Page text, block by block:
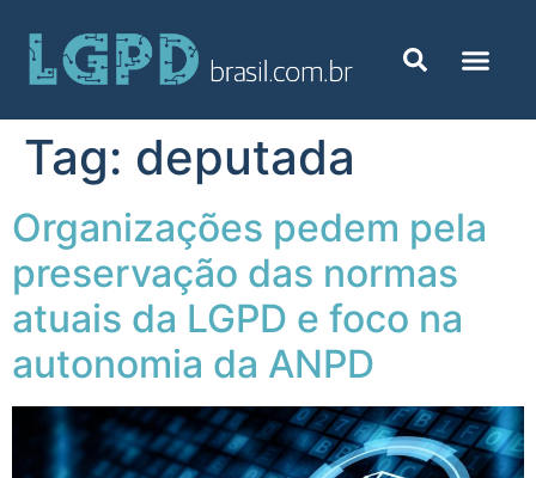
Tag: deputada
Organizações pedem pela
preservação das normas
atuais da LGPD e foco na
autonomia da ANPD